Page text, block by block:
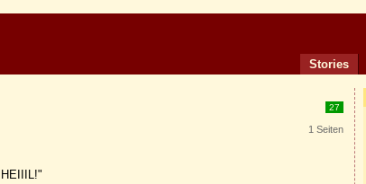
Stories
27
1 Seiten